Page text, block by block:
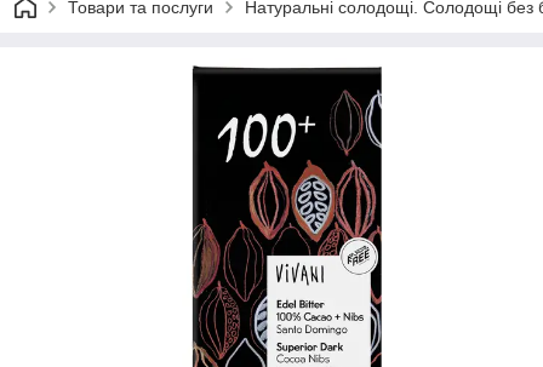
Товари та послуги Натуральні солодощі. Солодощі без